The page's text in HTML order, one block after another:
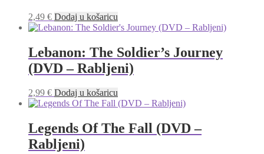
2,49 € Dodaj u košaricu
Lebanon: The Soldier’s Journey
(DVD – Rabljeni)
2,99 € Dodaj u košaricu
Legends Of The Fall (DVD –
Rabljeni)